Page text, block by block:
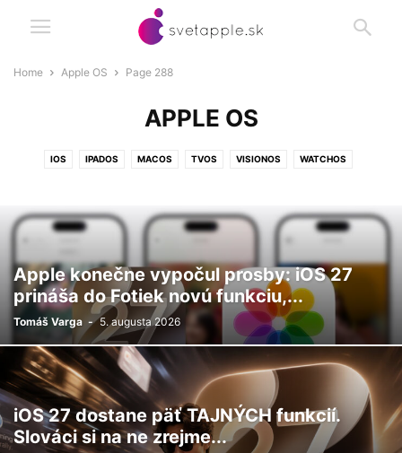
Home Apple OS Page 288
APPLE OS
IOS IPADOS MACOS TVOS VISIONOS WATCHOS
Apple konečne vypočul prosby: iOS 27
prináša do Fotiek novú funkciu,...
Tomáš Varga - 5. augusta 2026
iOS 27 dostane päť TAJNÝCH funkcií.
Slováci si na ne zrejme...